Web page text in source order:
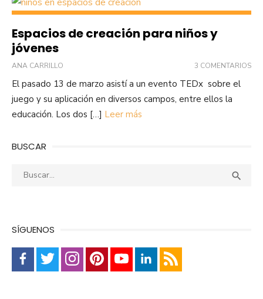
Espacios de creación para niños y
jóvenes
ANA CARRILLO 3 COMENTARIOS
El pasado 13 de marzo asistí a un evento TEDx sobre el
juego y su aplicación en diversos campos, entre ellos la
educación. Los dos […] Leer más
BUSCAR
Buscar: 
SÍGUENOS